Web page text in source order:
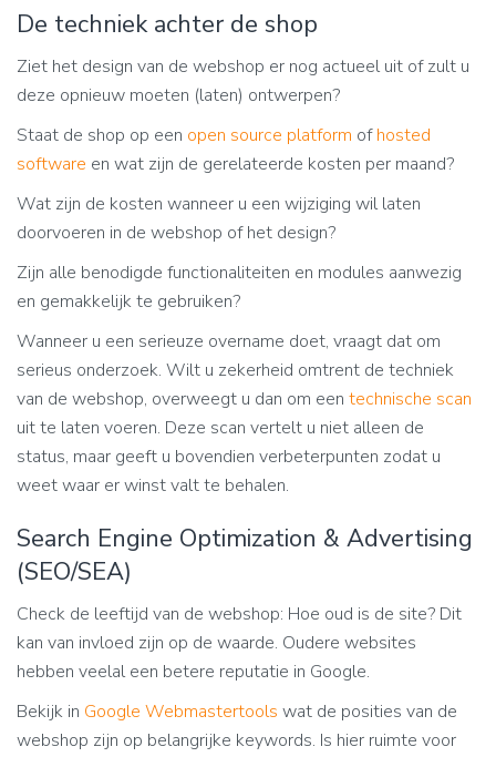
De techniek achter de shop
Ziet het design van de webshop er nog actueel uit of zult u
deze opnieuw moeten (laten) ontwerpen?
Staat de shop op een open source platform ofhosted
software en wat zijn de gerelateerde kosten per maand?
Wat zijn de kosten wanneer u een wijziging wil laten
doorvoeren in de webshop of het design?
Zijn alle benodigde functionaliteiten en modules aanwezig
en gemakkelijk te gebruiken?
Wanneer u een serieuze overname doet, vraagt dat om
serieus onderzoek. Wilt u zekerheid omtrent de techniek
van de webshop, overweegt u dan om een technische scan
uit te laten voeren. Deze scan vertelt u niet alleen de
status, maar geeft u bovendien verbeterpunten zodat u
weet waar er winst valt te behalen.
Search Engine Optimization & Advertising
(SEO/SEA)
Check de leeftijd van de webshop: Hoe oud is de site? Dit
kan van invloed zijn op de waarde. Oudere websites
hebben veelal een betere reputatie in Google.
Bekijk in Google Webmastertools wat de posities van de
webshop zijn op belangrijke keywords. Is hier ruimte voor